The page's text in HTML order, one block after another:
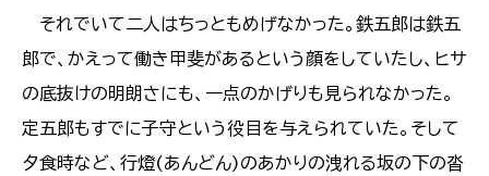
それでいて二人はちっともめげなかった。鉄五郎は鉄五
郎で、かえって働き甲斐があるという顔をしていたし、ヒサ
の底抜けの明朗さにも、一点のかげりも見られなかった。
定五郎もすでに子守という役目を与えられていた。そして
夕食時など、行燈(あんどん)のあかりの洩れる坂の下の沓